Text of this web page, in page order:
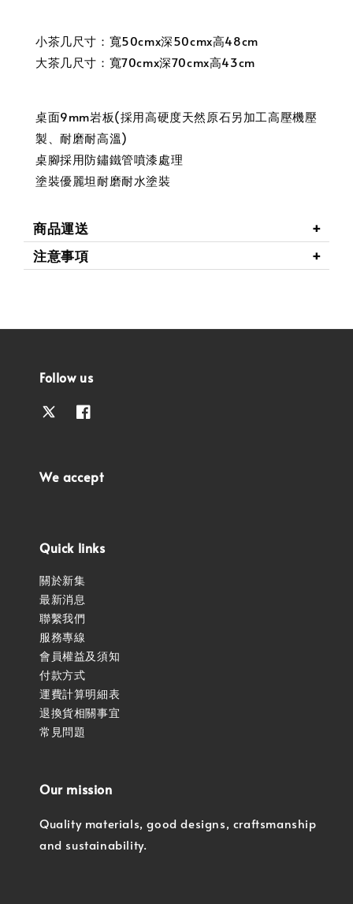
小茶几尺寸：寬50cmx深50cmx高48cm
大茶几尺寸：寬70cmx深70cmx高43cm
桌面9mm岩板(採用高硬度天然原石另加工高壓機壓
製、耐磨耐高溫)
桌腳採用防鏽鐵管噴漆處理
塗裝優麗坦耐磨耐水塗裝
商品運送
注意事項
Follow us
We accept
Quick links
關於新集
最新消息
聯繫我們
服務專線
會員權益及須知
付款方式
運費計算明細表
退換貨相關事宜
常見問題
Our mission
Quality materials, good designs, craftsmanship
and sustainability.